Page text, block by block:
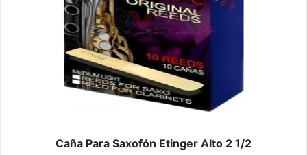
Caña Para Saxofón Etinger Alto 2 1/2